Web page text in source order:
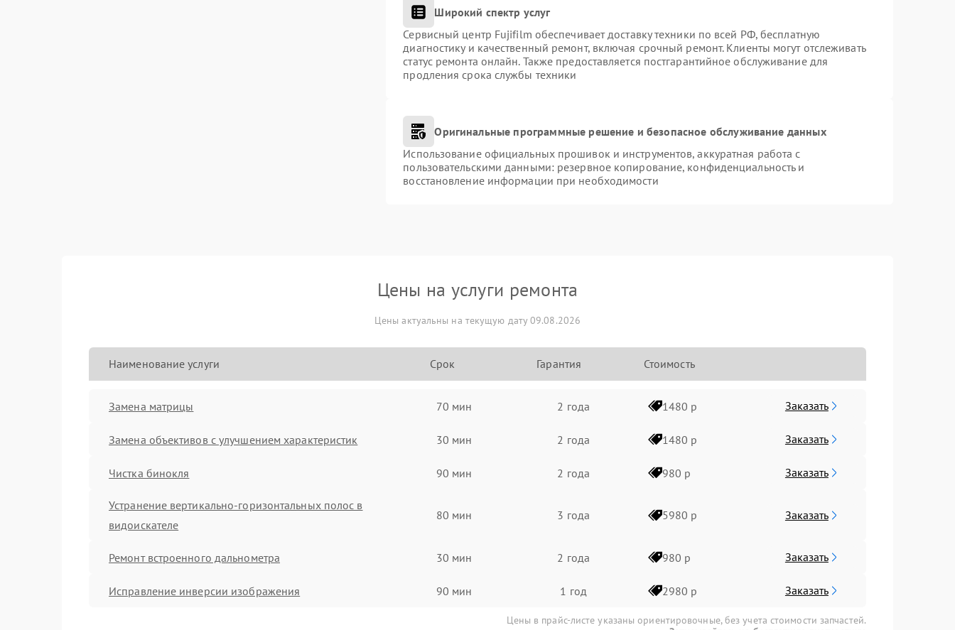
Широкий спектр услуг
Сервисный центр Fujifilm обеспечивает доставку техники по всей РФ, бесплатную
диагностику и качественный ремонт, включая срочный ремонт. Клиенты могут отслеживать
статус ремонта онлайн. Также предоставляется постгарантийное обслуживание для
продления срока службы техники
Оригинальные программные решение и безопасное обслуживание данных
Использование официальных прошивок и инструментов, аккуратная работа с
пользовательскими данными: резервное копирование, конфиденциальность и
восстановление информации при необходимости
Цены на услуги ремонта
Цены актуальны на текущую дату 09.08.2026
Наименование услуги Срок Гарантия Стоимость
Замена матрицы 70 мин 2 года 1480 р Заказать
Замена объективов с улучшением характеристик 30 мин 2 года 1480 р Заказать
Чистка бинокля 90 мин 2 года 980 р Заказать
Устранение вертикально-горизонтальных полос в
видоискателе
80 мин 3 года 5980 р Заказать
Ремонт встроенного дальнометра 30 мин 2 года 980 р Заказать
Исправление инверсии изображения 90 мин 1 год 2980 р Заказать
Цены в прайс-листе указаны ориентировочные, без учета стоимости запчастей.